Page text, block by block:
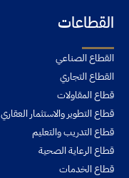
القطاعات
القطاع الصناعي
القطاع التجاري
قطاع المقاولات
قطاع التطوير والاستثمار العقاري
قطاع التدريب والتعليم
قطاع الرعاية الصحية
قطاع الخدمات